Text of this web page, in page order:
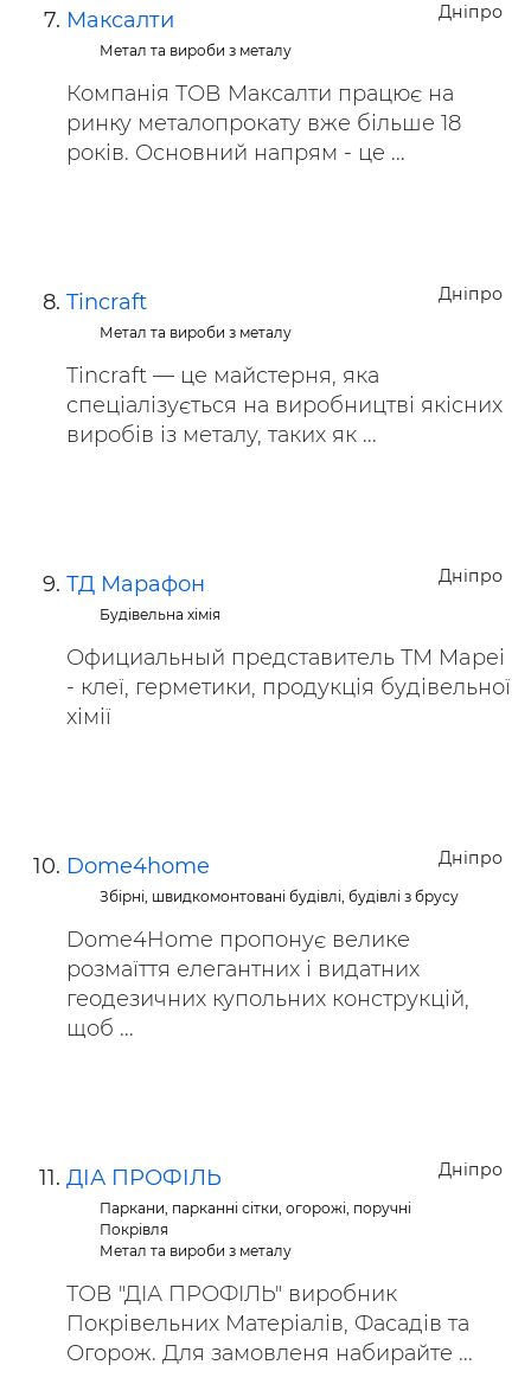
Дніпро
Максалти
Метал та вироби з металу
Компанія ТОВ Максалти працює на
ринку металопрокату вже більше 18
років. Основний напрям - це ...
Дніпро
Tincraft
Метал та вироби з металу
Tincraft — це майстерня, яка
спеціалізується на виробництві якісних
виробів із металу, таких як ...
Дніпро
ТД Марафон
Будівельна хімія
Официальный представитель ТМ Mapei
- клеї, герметики, продукція будівельної
хімії
Дніпро
Dome4home
Збірні, швидкомонтовані будівлі, будівлі з брусу
Dome4Home пропонує велике
розмаїття елегантних і видатних
геодезичних купольних конструкцій,
щоб ...
Дніпро
ДІА ПРОФІЛЬ
Паркани, парканні сітки, огорожі, поручні
Покрівля
Метал та вироби з металу
ТОВ "ДІА ПРОФІЛЬ" виробник
Покрівельних Матеріалів, Фасадів та
Огорож. Для замовленя набирайте ...